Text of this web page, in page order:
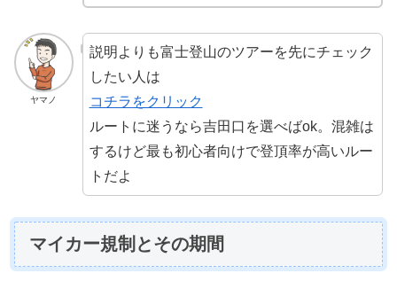
ヤマノ
説明よりも富士登山のツアーを先にチェック
したい人は
コチラをクリック
ルートに迷うなら吉田口を選べばok。混雑は
するけど最も初心者向けで登頂率が高いルー
トだよ
マイカー規制とその期間